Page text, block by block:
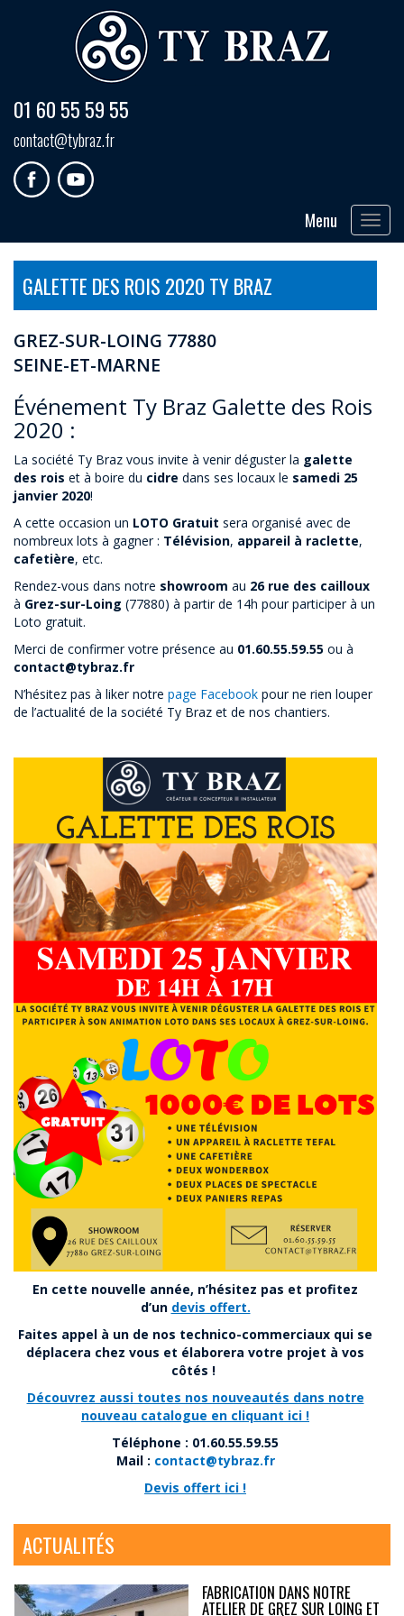
01 60 55 59 55
contact@tybraz.fr
Toggle
Menu
GALETTE DES ROIS 2020 TY BRAZ
GREZ-SUR-LOING 77880
SEINE-ET-MARNE
Événement Ty Braz Galette des Rois
2020 :
La société Ty Braz vous invite à venir déguster la galette
des rois et à boire du cidre dans ses locaux le samedi 25
janvier 2020!
A cette occasion un LOTO Gratuit sera organisé avec de
nombreux lots à gagner : Télévision, appareil à raclette,
cafetière, etc.
Rendez-vous dans notre showroom au 26 rue des cailloux
à Grez-sur-Loing (77880) à partir de 14h pour participer à un
Loto gratuit.
Merci de confirmer votre présence au 01.60.55.59.55 ou à
contact@tybraz.fr
N’hésitez pas à liker notre page Facebook pour ne rien louper
de l’actualité de la société Ty Braz et de nos chantiers.
En cette nouvelle année, n’hésitez pas et profitez
d’un devis offert.
Faites appel à un de nos technico-commerciaux qui se
déplacera chez vous et élaborera votre projet à vos
côtés !
Découvrez aussi toutes nos nouveautés dans notre
nouveau catalogue en cliquant ici !
Téléphone : 01.60.55.59.55
Mail : contact@tybraz.fr
Devis offert ici !
ACTUALITÉS
FABRICATION DANS NOTRE
ATELIER DE GREZ SUR LOING ET